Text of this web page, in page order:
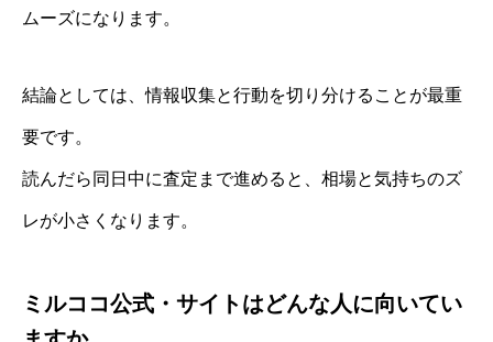
ムーズになります。
結論としては、情報収集と行動を切り分けることが最重
要です。
読んだら同日中に査定まで進めると、相場と気持ちのズ
レが小さくなります。
ミルココ公式・サイトはどんな人に向いてい